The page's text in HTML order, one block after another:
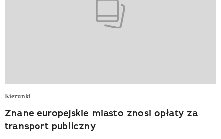
Kierunki
Znane europejskie miasto znosi opłaty za
transport publiczny